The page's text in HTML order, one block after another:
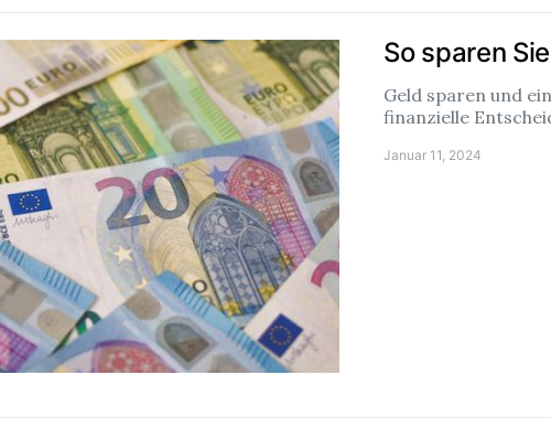
So sparen
Geld sparen und
finanzielle
Januar 11, 2024